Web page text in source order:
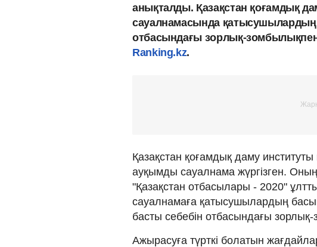
анықталды. Қазақстан қоғамдық
сауалнамасында қатысушылардың
отбасындағы зорлық-
Ranking.kz.
Қазақстан қоғамдық даму
ауқымды сауалнама жүргізген.
"Қазақстан отбасылары - 2020"
сауалнамаға қатысушылардың
басты себебін отбасындағы
Ажырасуға түрткі болатын